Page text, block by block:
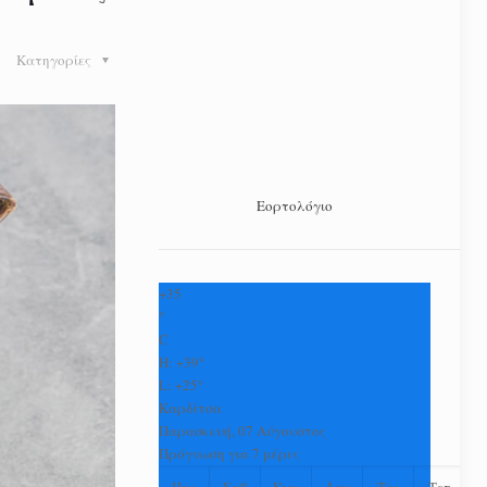
Κατηγορίες
Εορτολόγιο
+35
°
C
H:+39°
L:+25°
Καρδίτσα
Παρασκευή, 07 Αύγουστος
Πρόγνωση για 7 μέρες